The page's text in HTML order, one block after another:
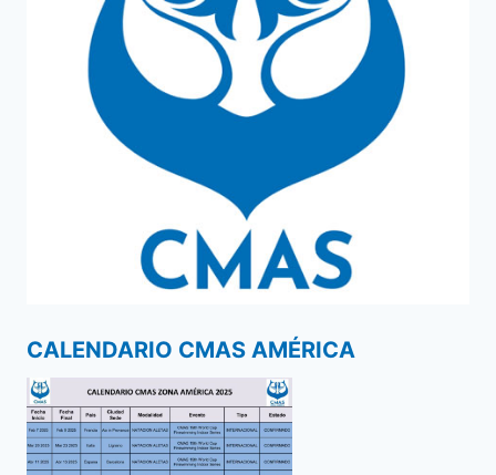
CALENDARIO CMAS AMÉRICA